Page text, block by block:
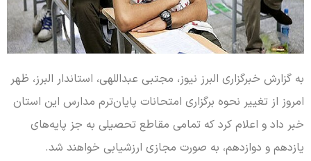
به گزارش خبرگزاری البرز نیوز، مجتبی عبداللهی، استاندار البرز، ظهر
امروز از تغییر نحوه برگزاری امتحانات پایان‌ترم مدارس این استان
خبر داد و اعلام کرد که تمامی مقاطع تحصیلی به جز پایه‌های
یازدهم و دوازدهم، به صورت مجازی ارزشیابی خواهند شد.